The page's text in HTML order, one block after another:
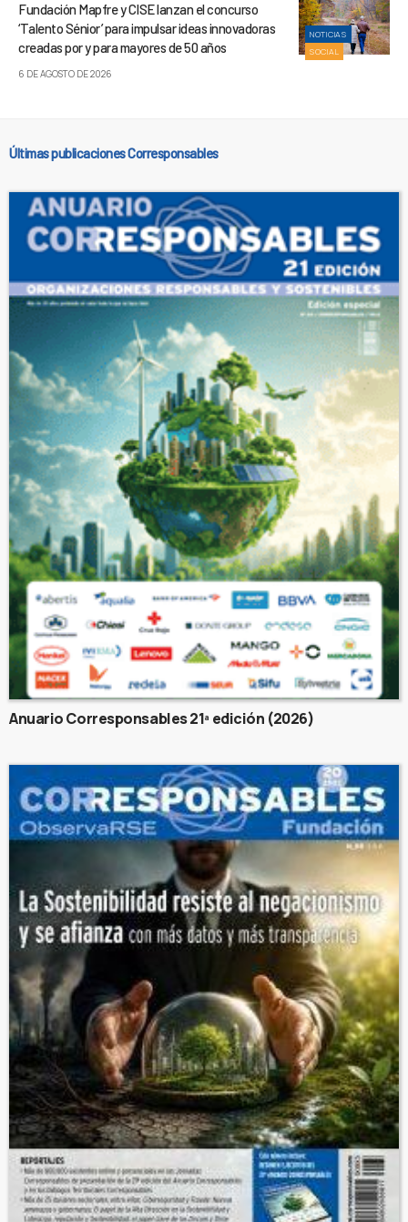
NOTICIAS
SOCIAL
Fundación Mapfre y CISE lanzan el concurso
‘Talento Sénior’ para impulsar ideas innovadoras
creadas por y para mayores de 50 años
6 DE AGOSTO DE 2026
Últimas publicaciones Corresponsables
Anuario Corresponsables 21ª edición (2026)